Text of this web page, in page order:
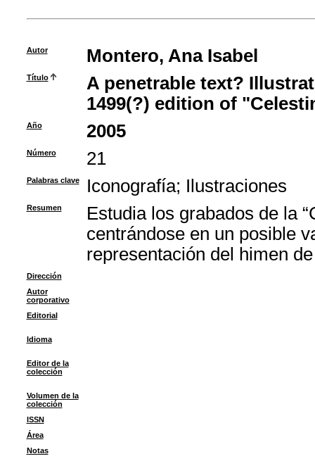
Autor Montero, Ana Isabel
Título
A penetrable text?
1499(?) edition of
Año 2005
Número 21
Palabras clave Iconografía; Ilustraciones
Resumen
Estudia los grabados de la
centrándose en un posible
representación del himen
Dirección
Autor
corporativo
Editorial
Idioma
Editor de la
colección
Volumen de la
colección
ISSN
Área
Notas